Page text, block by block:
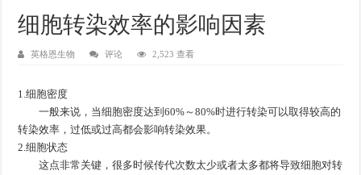
细胞转染效率的影响因素
英格恩生物 评论 2,523 查看
1.细胞密度
一般来说，当细胞密度达到60%～80%时进行转染可以取得较高的
转染效率，过低或过高都会影响转染效果。
2.细胞状态
这点非常关键，很多时候传代次数太少或者太多都将导致细胞对转